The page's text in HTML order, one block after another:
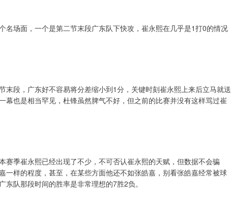
名场面，一个是第二节末段广东队下快攻，崔永熙在几乎是1打0的情况
末段，广东好不容易将分差缩小到1分，关键时刻崔永熙上来后立马就送
幕也是相当罕见，杜锋虽然脾气不好，但之前的比赛并没有这样骂过崔
赛季崔永熙已经出现了不少，不可否认崔永熙的天赋，但数据不会骗
一样的程度，甚至，在某些方面他还不如张皓嘉，别看张皓嘉经常被球
队那段时间的胜率是非常理想的7胜2负。